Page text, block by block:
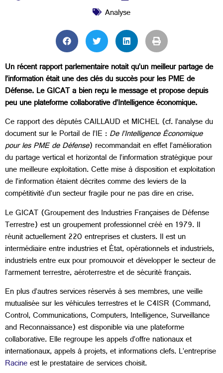
Analyse
Un récent rapport parlementaire notait qu’un meilleur partage de
l’information était une des clés du succès pour les PME de
Défense. Le GICAT a bien reçu le message et propose depuis
peu une plateforme collaborative d’Intelligence économique.
Ce rapport des députés CAILLAUD et MICHEL (cf. l’analyse du
document sur le Portail de l’IE :De l’Intelligence Économique
pour les PME de Défense) recommandait en effet l’amélioration
du partage vertical et horizontal de l’information stratégique pour
une meilleure exploitation. Cette mise à disposition et exploitation
de l’information étaient décrites comme des leviers de la
compétitivité d’un secteur fragile pour ne pas dire en crise.
Le GICAT (Groupement des Industries Françaises de Défense
Terrestre) est un groupement professionnel créé en 1979. Il
réunit actuellement 220 entreprises et clusters. Il est un
intermédiaire entre industries et État, opérationnels et industriels,
industriels entre eux pour promouvoir et développer le secteur de
l’armement terrestre, aéroterrestre et de sécurité français.
En plus d’autres services réservés à ses membres, une veille
mutualisée sur les véhicules terrestres et le C4ISR (Command,
Control, Communications, Computers, Intelligence, Surveillance
and Reconnaissance) est disponible via une plateforme
collaborative. Elle regroupe les appels d’offre nationaux et
internationaux, appels à projets, et informations clefs. L’entreprise
Racineest le prestataire de services choisit.